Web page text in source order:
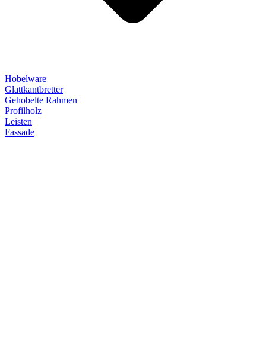
Hobelware
Glattkantbretter
Gehobelte Rahmen
Profilholz
Leisten
Fassade